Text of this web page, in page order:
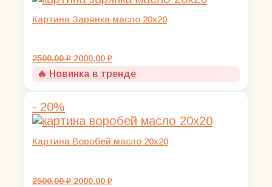
Картина Зарянка масло 20х20
2500,00₽ Первоначальная
составляла
2000,00 ₽Текущая
2000,00 ₽.
🔥 Новинка в тренде
- 20%
Картина Воробей масло 20х20
2500,00₽ Первоначальная
2000,00 ₽Текущая